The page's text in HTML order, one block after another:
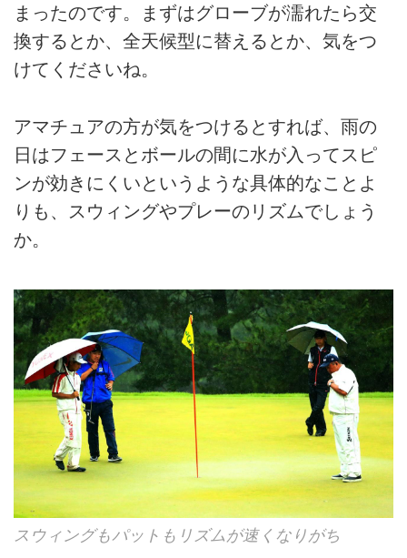
まったのです。まずはグローブが濡れたら交
換するとか、全天候型に替えるとか、気をつ
けてくださいね。
アマチュアの方が気をつけるとすれば、雨の
日はフェースとボールの間に水が入ってスピ
ンが効きにくいというような具体的なことよ
りも、スウィングやプレーのリズムでしょう
か。
スウィングもパットもリズムが速くなりがち